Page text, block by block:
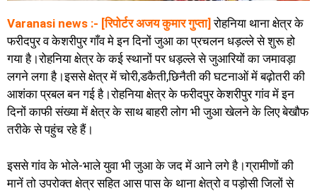
Varanasi news :- [रिपोर्टर अजय कुमार गुप्ता] रोहनिया थाना क्षेत्र के
फरीदपुर व केशरीपुर गाँव मे इन दिनों जुआ का प्रचलन धड़ल्ले से शुरू हो
गया है।रोहनिया क्षेत्र के कई स्थानों पर धड़ल्ले से जुआरियों का जमावड़ा
लगने लगा है।इससे क्षेत्र में चोरी,डकैती,छिनैती की घटनाओं में बढ़ोतरी की
आशंका प्रबल बन गई है।रोहनिया क्षेत्र के फरीदपुर केशरीपुर गांव में इन
दिनों काफी संख्या में क्षेत्र के साथ बाहरी लोग भी जुआ खेलने के लिए बेखौफ
तरीके से पहुंच रहे हैं।
इससे गांव के भोले-भाले युवा भी जुआ के जद में आने लगे है।ग्रामीणों की
मानें तो उपरोक्त क्षेत्र सहित आस पास के थाना क्षेत्रो व पड़ोसी जिलों से